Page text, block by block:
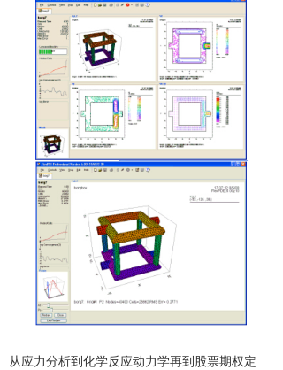
从应力分析到化学反应动力学再到股票期权定